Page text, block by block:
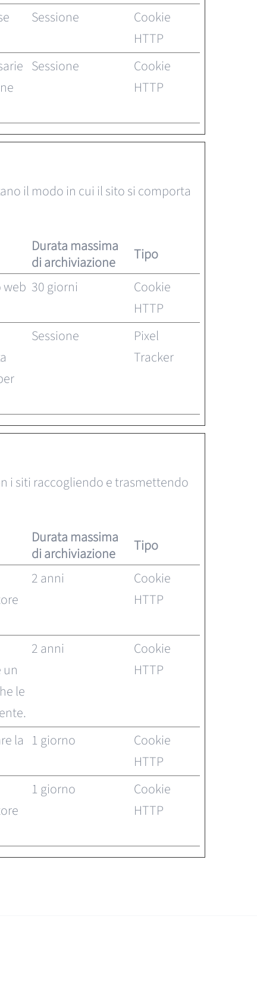
Sessione
Cookie
HTTP
Sessione
Cookie
HTTP
il modo in cui il sito si comporta
Durata massima
di archiviazione
Tipo
web 30 giorni
Cookie
HTTP
Sessione
Pixel
Tracker
i siti raccogliendo e trasmettendo
Durata massima
di archiviazione
Tipo
2 anni
Cookie
HTTP
le
2 anni
Cookie
HTTP
la 1 giorno
Cookie
HTTP
1 giorno
Cookie
HTTP